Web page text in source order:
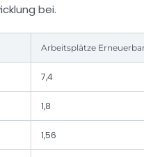
bei.
Arbeitsplätze
7,4
1,8
1,56